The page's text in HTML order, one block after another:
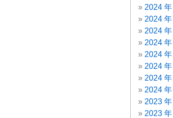
2024 年
2024 年
2024 年
2024 年
2024 年
2024 年
2024 年
2024 年
2023 年
2023 年